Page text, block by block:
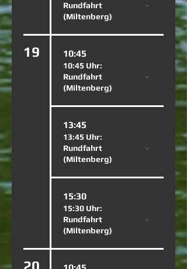
Rundfahrt
(Miltenberg)
19 10:45
10:45 Uhr:
Rundfahrt
(Miltenberg)
13:45
13:45 Uhr:
Rundfahrt
(Miltenberg)
15:30
15:30 Uhr:
Rundfahrt
(Miltenberg)
20